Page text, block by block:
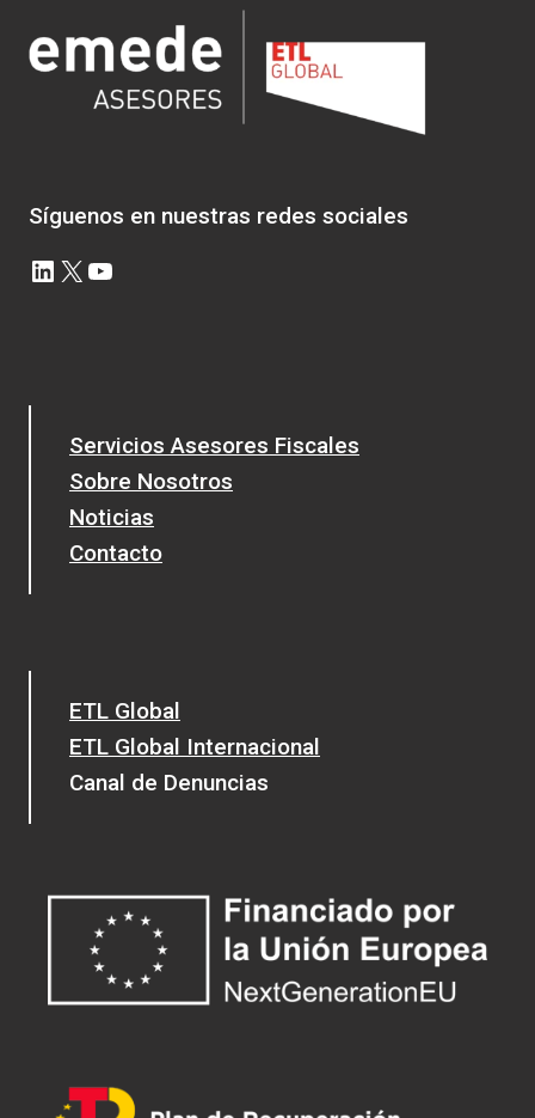
EN
EL
EN
Síguenos en nuestras redes sociales
LinkedIn
X YouTube
Servicios Asesores Fiscales
Sobre Nosotros
Noticias
Contacto
ETL Global
ETL Global Internacional
Canal de Denuncias